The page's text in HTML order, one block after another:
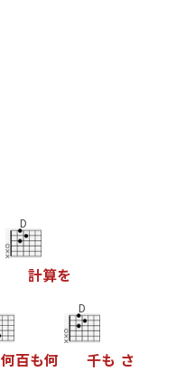
D
計算を
何百も何
D
千も さ